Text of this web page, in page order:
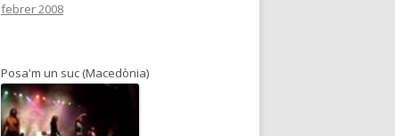
febrer 2008
Posa'm un suc (Macedònia)